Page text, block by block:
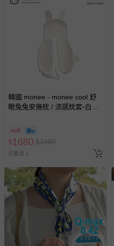
韓國 monee - monee cool 舒
眠兔兔安撫枕 / 涼感枕套-白色
56折
$1680 $2990
已售出 1